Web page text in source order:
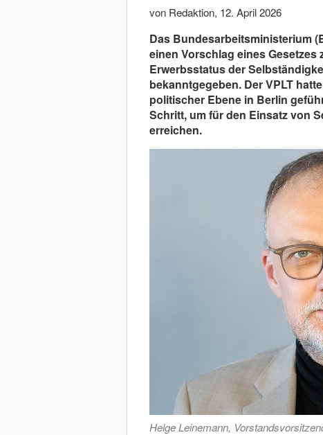
von Redaktion, 12. April 2026
Das Bundesarbeitsministerium
einen Vorschlag eines
Erwerbsstatus der
bekanntgegeben. Der VPLT
politischer Ebene in Berlin
Schritt, um für den Einsatz von
erreichen.
Helge Leinemann,